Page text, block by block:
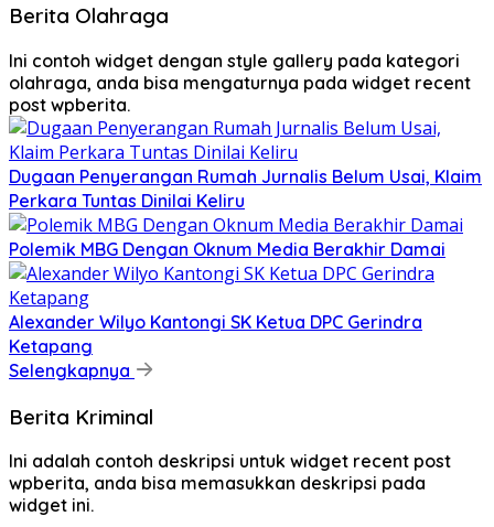
Berita Olahraga
Ini contoh widget dengan style gallery pada kategori
olahraga, anda bisa mengaturnya pada widget recent
post wpberita.
Dugaan Penyerangan Rumah Jurnalis Belum Usai, Klaim
Perkara Tuntas Dinilai Keliru
Polemik MBG Dengan Oknum Media Berakhir Damai
Alexander Wilyo Kantongi SK Ketua DPC Gerindra
Ketapang
Selengkapnya
Berita Kriminal
Ini adalah contoh deskripsi untuk widget recent post
wpberita, anda bisa memasukkan deskripsi pada
widget ini.